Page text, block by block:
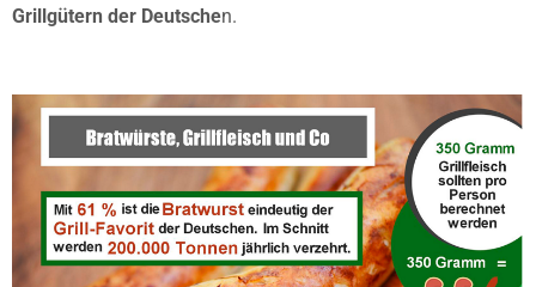
Grillgütern der Deutschen.